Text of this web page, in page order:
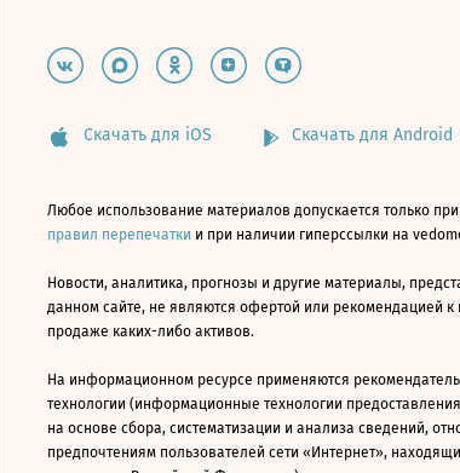
Скачать для iOS Скачать для Android
Любое использование материалов допускается только
правил перепечатки и при наличии гиперссылки на
Новости, аналитика, прогнозы и другие материалы,
данном сайте, не являются офертой или рекомендацией к
продаже каких-либо активов.
На информационном ресурсе применяются
технологии (информационные технологии
на основе сбора, систематизации и анализа сведений,
предпочтениям пользователей сети «Интернет»,